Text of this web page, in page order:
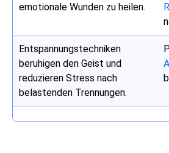
emotionale Wunden zu heilen.
Entspannungstechniken
beruhigen den Geist und
reduzieren Stress nach
belastenden Trennungen.